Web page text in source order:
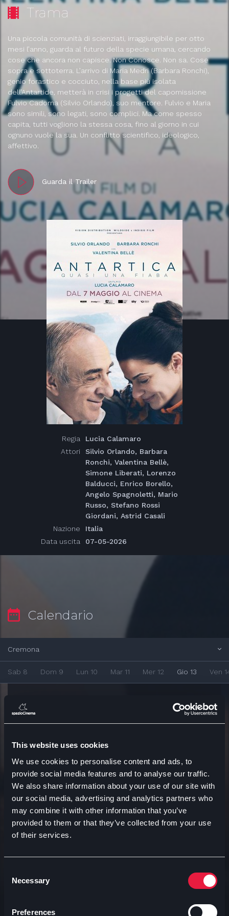
This website uses cookies
We use cookies to personalise content and ads, to
provide social media features and to analyse our traffic.
We also share information about your use of our site with
our social media, advertising and analytics partners who
may combine it with other information that you’ve
provided to them or that they’ve collected from your use
of their services.
Selection
Necessary
Preferences
Trama
Una piccola comunità di scienziati, irraggiungibile per otto
mesi l’anno, guarda al futuro della specie umana, cercando
cose che ancora non capisce. Non Conosce. Non sa. Cose
sopra e sottoterra. L’arrivo di Maria Medri (Barbara Ronchi),
genio forastico e cocciuto, nella base più isolata
dell’Antartide, metterà in crisi i progetti del capomissione
Fulvio Cadorna (Silvio Orlando), suo mentore. Fulvio e Maria
sono simili, sono legati, sono complici. Ma come spesso
capita, tutti vogliono la stessa cosa, fino al giorno in cui
ognuno vuole la sua. Un conflitto scientifico, ideologico,
affettivo.
Guarda il Trailer
Regia
Lucia Calamaro
Attori
Silvio Orlando, Barbara
Ronchi, Valentina Bellè,
Simone Liberati, Lorenzo
Balducci, Enrico Borello,
Angelo Spagnoletti, Mario
Russo, Stefano Rossi
Giordani, Astrid Casali
Nazione
Italia
Data uscita
07-05-2026
Calendario
Cremona
Sab 8 Dom 9 Lun 10 Mar 11 Mer 12 Gio 13 Ven
Arianteo fabbrica del vapore
PROMO 3
50
ARIANTEO